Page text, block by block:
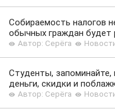
Собираемость налогов
обычных граждан будет
Автор: Серёга
Студенты, запоминайте,
деньги, скидки и
Автор: Серёга